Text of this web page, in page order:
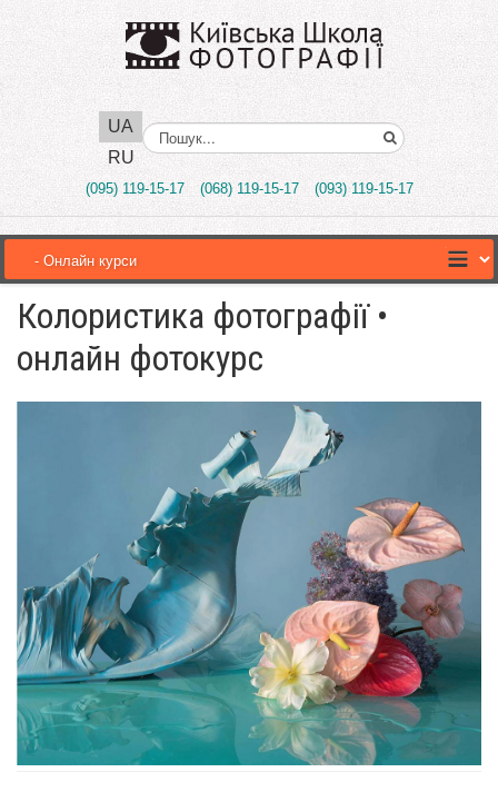
UA
RU
Поиск..
(095) 119-15-17 (068) 119-15-17 (093) 119-15-17
Колористика фотографії •
онлайн фотокурс